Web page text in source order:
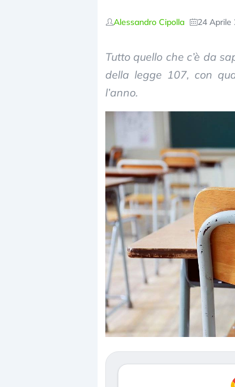
Alessandro Cipolla 24 Aprile
Tutto quello che c’è da
della legge 107, con
l’anno.
Dalle
correzione.
repricing degli
mostrando
verso le (…)